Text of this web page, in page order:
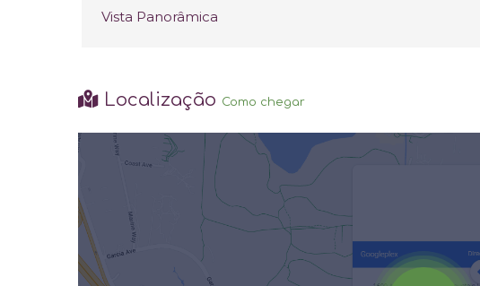
Vista Panorâmica
Localização Como chegar